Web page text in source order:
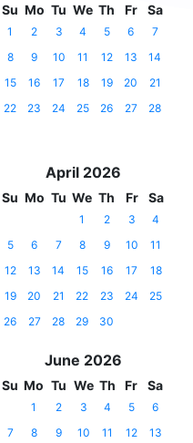
Su Mo Tu We Th Fr Sa
1 2 3 4 5 6
7
8
9 10 11 12 13
14
15
16 17 18 19 20
21
22
23 24 25 26 27 28
April 2026
Su Mo Tu We Th Fr Sa
1 2 3
4
5
6 7 8 9 10
11
12
13 14 15 16 17
18
19
20 21 22 23 24
25
26
27 28 29 30
June 2026
Su Mo Tu We Th Fr Sa
1 2 3 4 5
6
7
8 9 10 11 12
13